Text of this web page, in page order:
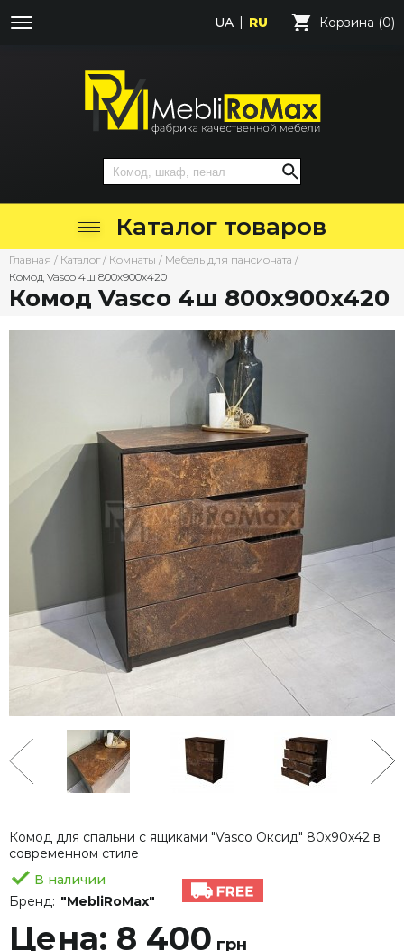
UA RU Корзина (0)
Каталог товаров
Главная / Каталог / Комнаты / Мебель для пансионата /
Комод Vasco 4ш 800х900х420
Комод Vasco 4ш 800х900х420
Комод для спальни с ящиками "Vasco Оксид" 80х90х42 в
современном стиле
В наличии
Бренд: "MebliRoMax"
Цена: 8 400 грн